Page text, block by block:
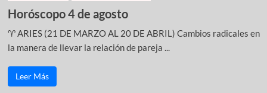
Horóscopo 4 de agosto
♈ ARIES (21 DE MARZO AL 20 DE ABRIL) Cambios radicales en
la manera de llevar la relación de pareja ...
Leer Más